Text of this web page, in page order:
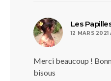
Les
12 MARS 2021
Merci beaucoup !
bisous